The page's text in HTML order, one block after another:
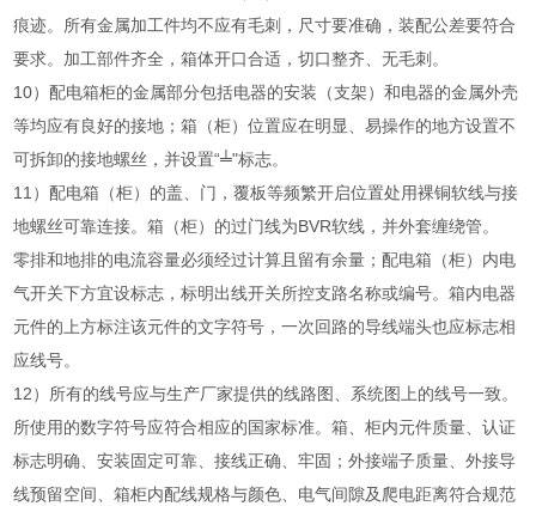
痕迹。所有金属加工件均不应有毛刺，尺寸要准确，装配公差要符合
要求。加工部件齐全，箱体开口合适，切口整齐、无毛刺。
10）配电箱柜的金属部分包括电器的安装（支架）和电器的金属外壳
等均应有良好的接地；箱（柜）位置应在明显、易操作的地方设置不
可拆卸的接地螺丝，并设置“╧"标志。
11）配电箱（柜）的盖、门，覆板等频繁开启位置处用裸铜软线与接
地螺丝可靠连接。箱（柜）的过门线为BVR软线，并外套缠绕管。
零排和地排的电流容量必须经过计算且留有余量；配电箱（柜）内电
气开关下方宜设标志，标明出线开关所控支路名称或编号。箱内电器
元件的上方标注该元件的文字符号，一次回路的导线端头也应标志相
应线号。
12）所有的线号应与生产厂家提供的线路图、系统图上的线号一致。
所使用的数字符号应符合相应的国家标准。箱、柜内元件质量、认证
标志明确、安装固定可靠、接线正确、牢固；外接端子质量、外接导
线预留空间、箱柜内配线规格与颜色、电气间隙及爬电距离符合规范